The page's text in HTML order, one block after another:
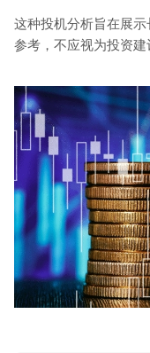
这种投机分析旨在展
参考，不应视为投资建